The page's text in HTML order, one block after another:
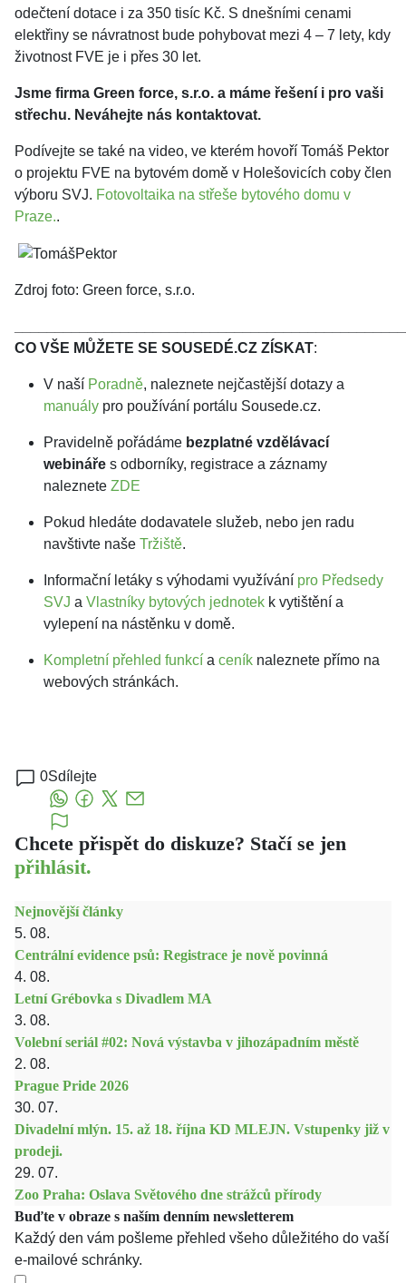
odečtení dotace i za 350 tisíc Kč. S dnešními cenami
elektřiny se návratnost bude pohybovat mezi 4 – 7 lety, kdy
životnost FVE je i přes 30 let.
Jsme firma Green force, s.r.o. a máme řešení i pro vaši
střechu. Neváhejte nás kontaktovat.
Podívejte se také na video, ve kterém hovoří Tomáš Pektor
o projektu FVE na bytovém domě v Holešovicích coby člen
výboru SVJ. Fotovoltaika na střeše bytového domu v
Praze..
Zdroj foto: Green force, s.r.o.
CO VŠE MŮŽETE SE SOUSEDÉ.CZ ZÍSKAT:
V naší Poradně, naleznete nejčastější dotazy a
manuály pro používání portálu Sousede.cz.
Pravidelně pořádáme bezplatné vzdělávací
webináře s odborníky, registrace a záznamy
naleznete ZDE
Pokud hledáte dodavatele služeb, nebo jen radu
navštivte naše Tržiště.
Informační letáky s výhodami využívání pro Předsedy
SVJ a Vlastníky bytových jednotek k vytištění a
vylepení na nástěnku v domě.
Kompletní přehled funkcí a ceník naleznete přímo na
webových stránkách.
0Sdílejte
Chcete přispět do diskuze? Stačí se jen
přihlásit.
Nejnovější články
5. 08.
Centrální evidence psů: Registrace je nově povinná
4. 08.
Letní Grébovka s Divadlem MA
3. 08.
Volební seriál #02: Nová výstavba v jihozápadním městě
2. 08.
Prague Pride 2026
30. 07.
Divadelní mlýn. 15. až 18. října KD MLEJN. Vstupenky již v
prodeji.
29. 07.
Zoo Praha: Oslava Světového dne strážců přírody
Buďte v obraze s naším denním newsletterem
Každý den vám pošleme přehled všeho důležitého do vaší
e-mailové schránky.